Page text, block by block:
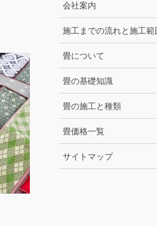
会社案内
施工までの流れと施工範
畳について
畳の基礎知識
畳の施工と種類
畳価格一覧
サイトマップ